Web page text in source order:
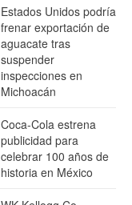
Estados Unidos podría
frenar exportación de
aguacate tras
suspender
inspecciones en
Michoacán
Coca-Cola estrena
publicidad para
celebrar 100 años de
historia en México